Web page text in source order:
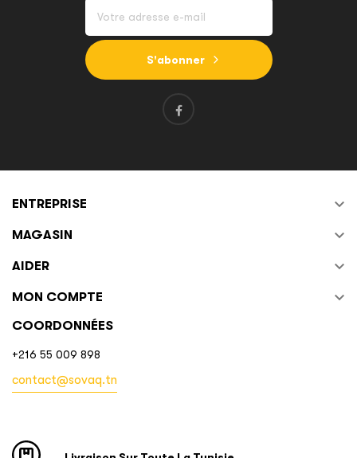
S'abonner
ENTREPRISE 
MAGASIN 
AIDER 
MON COMPTE 
COORDONNÉES
+216 55 009 898
contact@sovaq.tn